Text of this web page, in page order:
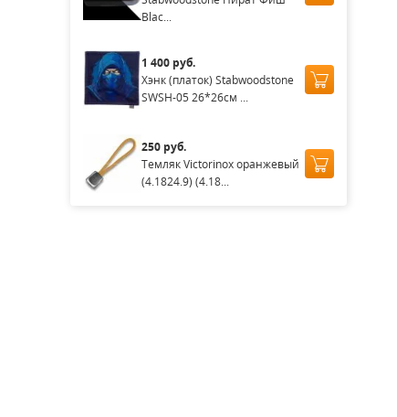
Blac...
1 400 руб.
Хэнк (платок) Stabwoodstone
SWSH-05 26*26см ...
250 руб.
Темляк Victorinox оранжевый
(4.1824.9) (4.18...